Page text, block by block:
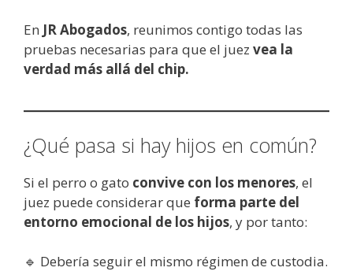
En JR Abogados, reunimos contigo todas las
pruebas necesarias para que el juez vea la
verdad más allá del chip.
¿Qué pasa si hay hijos en común?
Si el perro o gato convive con los menores, el
juez puede considerar que forma parte del
entorno emocional de los hijos, y por tanto:
🔹 Debería seguir el mismo régimen de custodia.